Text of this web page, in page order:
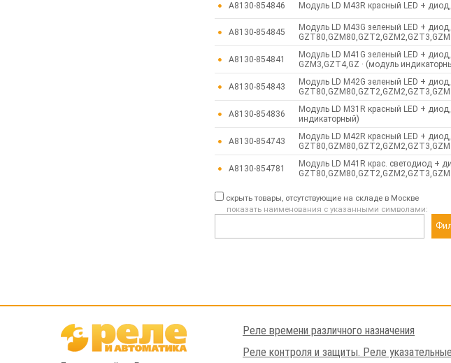
A8130-854846 Модуль LD M43R красный LED +
A8130-854845
Модуль LD M43G зеленый LED +
A8130-854841
Модуль LD M41G зеленый LED +
GZM3,GZT4,GZ · (модуль
A8130-854843
Модуль LD M42G зеленый LED +
A8130-854836
Модуль LD M31R красный LED +
индикаторный)
A8130-854743
Модуль LD M42R красный LED +
A8130-854781
Модуль LD M41R крас. светодиод +
скрыть товары, отсутствующие на складе в Москве
показать наименования с указанными символами:
Реле времени различного назначения
Реле контроля и защиты. Реле указательные